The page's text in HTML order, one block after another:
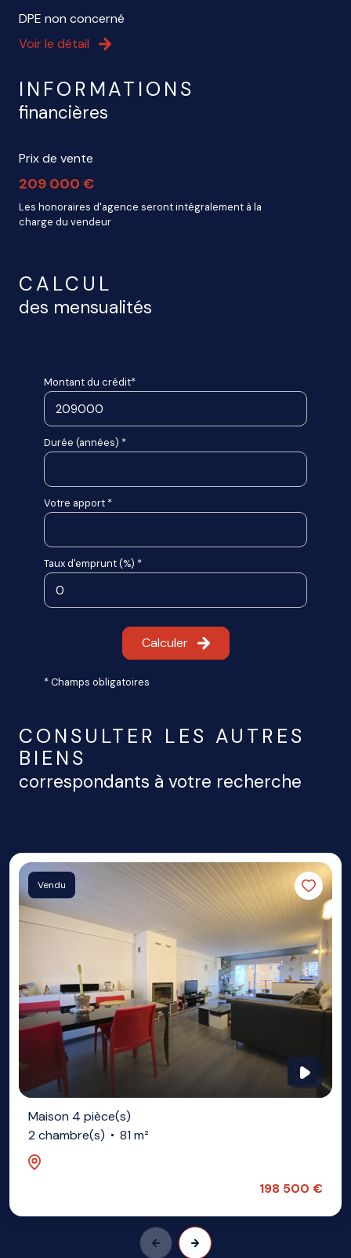
DPE non concerné
Voir le détail
INFORMATIONS
financières
Prix de vente
209 000 €
Les honoraires d'agence seront intégralement à la
charge du vendeur
CALCUL
des mensualités
Montant du crédit*
Durée (années) *
Votre apport *
Taux d'emprunt (%) *
Calculer
* Champs obligatoires
CONSULTER LES AUTRES
BIENS
correspondants à votre recherche
Vendu
Maison 4 pièce(s)
2 chambre(s)
81 m²
198 500 €